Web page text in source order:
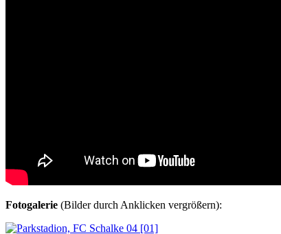
Fotogalerie (Bilder durch Anklicken vergrößern):